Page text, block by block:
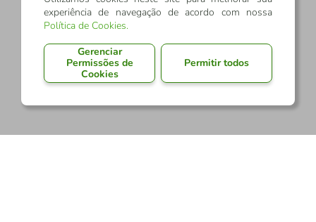
experiência de navegação de acordo com nossa
Política de Cookies.
Gerenciar
Permissões de
Cookies
Permitir todos